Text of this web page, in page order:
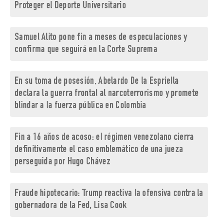
Proteger el Deporte Universitario
Samuel Alito pone fin a meses de especulaciones y
confirma que seguirá en la Corte Suprema
En su toma de posesión, Abelardo De la Espriella
declara la guerra frontal al narcoterrorismo y promete
blindar a la fuerza pública en Colombia
Fin a 16 años de acoso: el régimen venezolano cierra
definitivamente el caso emblemático de una jueza
perseguida por Hugo Chávez
Fraude hipotecario: Trump reactiva la ofensiva contra la
gobernadora de la Fed, Lisa Cook